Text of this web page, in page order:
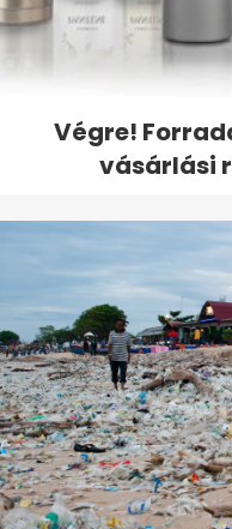
Végre!
vásárlási